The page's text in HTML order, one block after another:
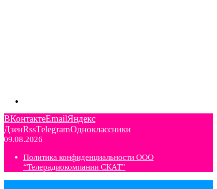
ВКонтактеEmailЯндекс
ДзенRssTelegramОдноклассники
09.08.2026
Политика конфиденциальности ООО
“Телерадиокомпании СКАТ”